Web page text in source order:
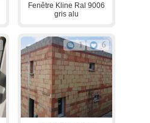
Fenêtre Kline Ral 9006
gris alu
1 6